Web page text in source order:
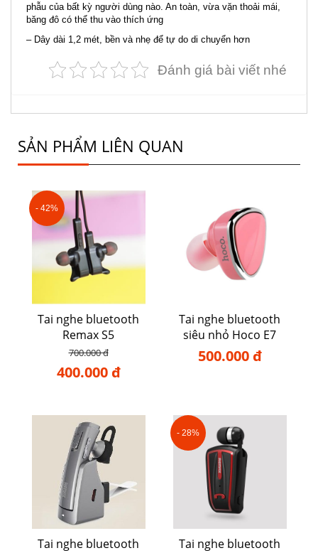
phẫu của bất kỳ người dùng nào. An toàn, vừa vặn thoải mái,
băng đô có thể thu vào thích ứng
– Dây dài 1,2 mét, bền và nhẹ để tự do di chuyển hơn
Đánh giá bài viết nhé
SẢN PHẨM LIÊN QUAN
- 42%
Tai nghe bluetooth
Remax S5
700.000 đ
400.000 đ
Tai nghe bluetooth
siêu nhỏ Hoco E7
500.000 đ
Tai nghe bluetooth
- 28%
Tai nghe bluetooth